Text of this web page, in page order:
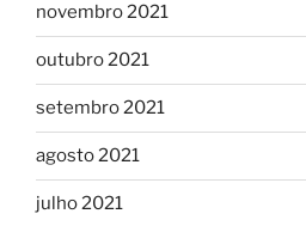
novembro 2021
outubro 2021
setembro 2021
agosto 2021
julho 2021